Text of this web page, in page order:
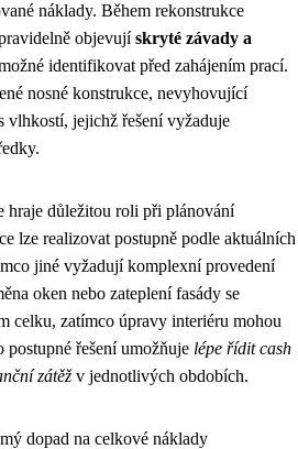
náklady. Během rekonstrukce
objevujískryté závady a
identifikovat před zahájením prací.
nosné konstrukce, nevyhovující
vlhkostí, jejichž řešení vyžaduje
hraje důležitou roli při plánování
lze realizovat postupně podle aktuálních
jiné vyžadují komplexní provedení
oken nebo zateplení fasády se
celku, zatímco úpravy interiéru mohou
postupné řešení umožňuje lépe řídit cash
zátěžv jednotlivých obdobích.
dopad na celkové náklady